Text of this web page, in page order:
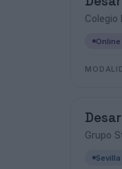
Colegio
Online
Grupo
Sevilla